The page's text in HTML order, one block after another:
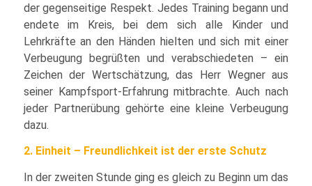
der gegenseitige Respekt. Jedes Training begann und
endete im Kreis, bei dem sich alle Kinder und
Lehrkräfte an den Händen hielten und sich mit einer
Verbeugung begrüßten und verabschiedeten – ein
Zeichen der Wertschätzung, das Herr Wegner aus
seiner Kampfsport-Erfahrung mitbrachte. Auch nach
jeder Partnerübung gehörte eine kleine Verbeugung
dazu.
2. Einheit – Freundlichkeit ist der erste Schutz
In der zweiten Stunde ging es gleich zu Beginn um das